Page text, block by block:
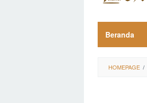
Beranda
HOMEPAGE /